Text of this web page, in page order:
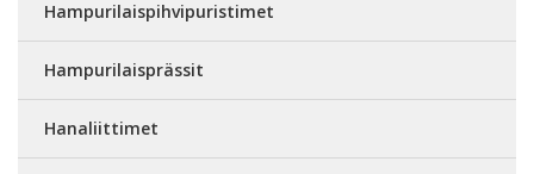
Hampurilaispihvipuristimet
Hampurilaisprässit
Hanaliittimet